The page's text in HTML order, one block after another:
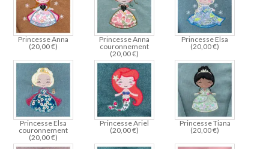
Princesse Anna
(20,00€)
Princesse Anna
couronnement
(20,00€)
Princesse Elsa
(20,00€)
Princesse Elsa
couronnement
(20,00€)
Princesse Ariel
(20,00€)
Princesse Tiana
(20,00€)